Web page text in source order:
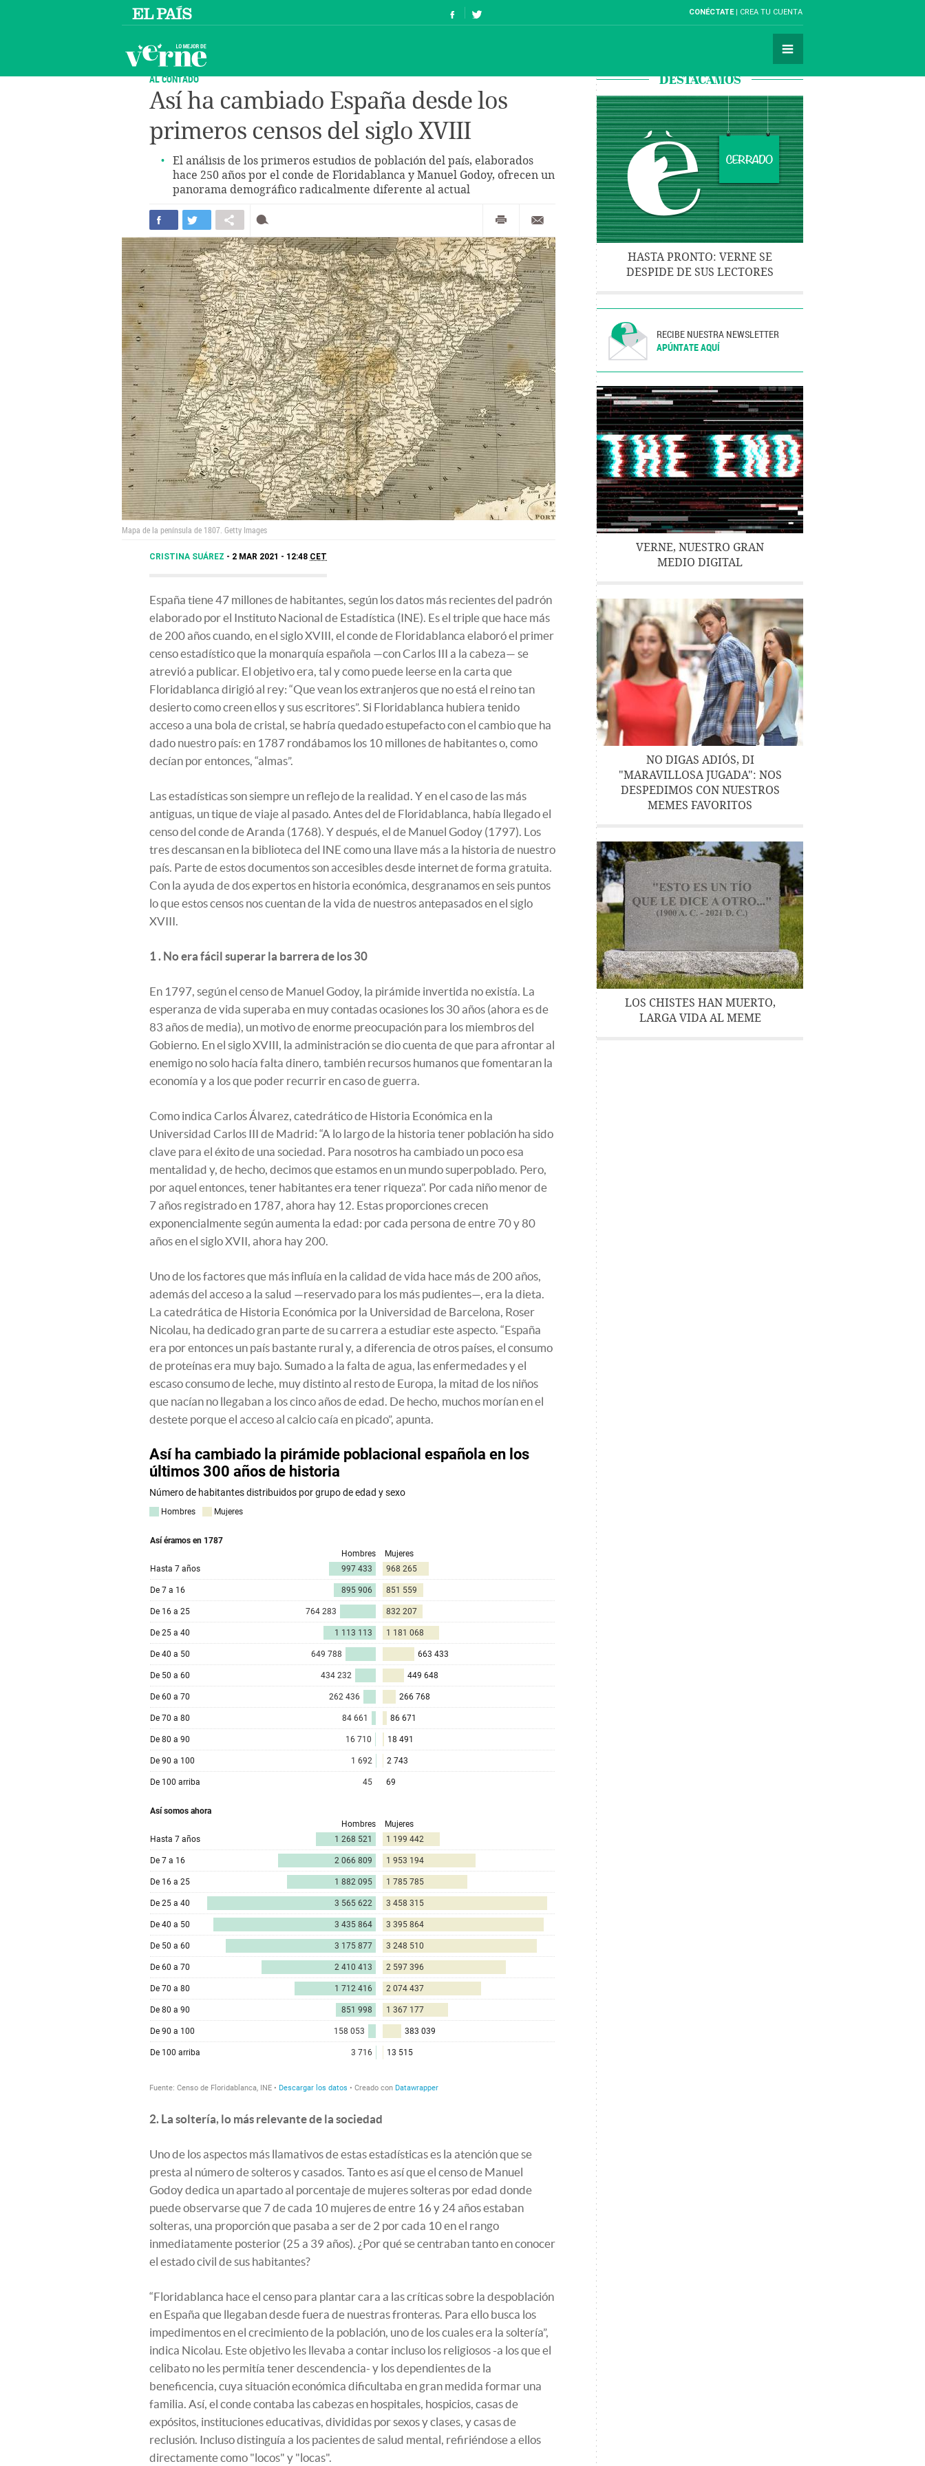
CONÉCTATE CREA TU CUENTA
AL CONTADO
Así ha cambiado España desde los
primeros censos del siglo XVIII
El análisis de los primeros estudios de población del país, elaborados
hace 250 años por el conde de Floridablanca y Manuel Godoy, ofrecen un
panorama demográfico radicalmente diferente al actual
Mapa de la península de 1807. Getty Images
CRISTINA SUÁREZ 2 MAR 2021 - 12:48 CET
España tiene 47 millones de habitantes, según los datos más recientes del padrón
elaborado por el Instituto Nacional de Estadística (INE). Es el triple que hace más
de 200 años cuando, en el siglo XVIII, el conde de Floridablanca elaboró el primer
censo estadístico que la monarquía española —con Carlos III a la cabeza— se
atrevió a publicar. El objetivo era, tal y como puede leerse en la carta que
Floridablanca dirigió al rey: “Que vean los extranjeros que no está el reino tan
desierto como creen ellos y sus escritores”. Si Floridablanca hubiera tenido
acceso a una bola de cristal, se habría quedado estupefacto con el cambio que ha
dado nuestro país: en 1787 rondábamos los 10 millones de habitantes o, como
decían por entonces, “almas”.
Las estadísticas son siempre un reflejo de la realidad. Y en el caso de las más
antiguas, un tique de viaje al pasado. Antes del de Floridablanca, había llegado el
censo del conde de Aranda (1768). Y después, el de Manuel Godoy (1797). Los
tres descansan en la biblioteca del INE como una llave más a la historia de nuestro
país. Parte de estos documentos son accesibles desde internet de forma gratuita.
Con la ayuda de dos expertos en historia económica, desgranamos en seis puntos
lo que estos censos nos cuentan de la vida de nuestros antepasados en el siglo
XVIII.
1 . No era fácil superar la barrera de los 30
En 1797, según el censo de Manuel Godoy, la pirámide invertida no existía. La
esperanza de vida superaba en muy contadas ocasiones los 30 años (ahora es de
83 años de media), un motivo de enorme preocupación para los miembros del
Gobierno. En el siglo XVIII, la administración se dio cuenta de que para afrontar al
enemigo no solo hacía falta dinero, también recursos humanos que fomentaran la
economía y a los que poder recurrir en caso de guerra.
Como indica Carlos Álvarez, catedrático de Historia Económica en la
Universidad Carlos III de Madrid: “A lo largo de la historia tener población ha sido
clave para el éxito de una sociedad. Para nosotros ha cambiado un poco esa
mentalidad y, de hecho, decimos que estamos en un mundo superpoblado. Pero,
por aquel entonces, tener habitantes era tener riqueza”. Por cada niño menor de
7 años registrado en 1787, ahora hay 12. Estas proporciones crecen
exponencialmente según aumenta la edad: por cada persona de entre 70 y 80
años en el siglo XVII, ahora hay 200.
Uno de los factores que más influía en la calidad de vida hace más de 200 años,
además del acceso a la salud —reservado para los más pudientes—, era la dieta.
La catedrática de Historia Económica por la Universidad de Barcelona, Roser
Nicolau, ha dedicado gran parte de su carrera a estudiar este aspecto. “España
era por entonces un país bastante rural y, a diferencia de otros países, el consumo
de proteínas era muy bajo. Sumado a la falta de agua, las enfermedades y el
escaso consumo de leche, muy distinto al resto de Europa, la mitad de los niños
que nacían no llegaban a los cinco años de edad. De hecho, muchos morían en el
destete porque el acceso al calcio caía en picado”, apunta.
2. La soltería, lo más relevante de la sociedad
Uno de los aspectos más llamativos de estas estadísticas es la atención que se
presta al número de solteros y casados. Tanto es así que el censo de Manuel
Godoy dedica un apartado al porcentaje de mujeres solteras por edad donde
puede observarse que 7 de cada 10 mujeres de entre 16 y 24 años estaban
solteras, una proporción que pasaba a ser de 2 por cada 10 en el rango
inmediatamente posterior (25 a 39 años). ¿Por qué se centraban tanto en conocer
el estado civil de sus habitantes?
“Floridablanca hace el censo para plantar cara a las críticas sobre la despoblación
en España que llegaban desde fuera de nuestras fronteras. Para ello busca los
impedimentos en el crecimiento de la población, uno de los cuales era la soltería”,
indica Nicolau. Este objetivo les llevaba a contar incluso los religiosos -a los que el
celibato no les permitía tener descendencia- y los dependientes de la
beneficencia, cuya situación económica dificultaba en gran medida formar una
familia. Así, el conde contaba las cabezas en hospitales, hospicios, casas de
expósitos, instituciones educativas, divididas por sexos y clases, y casas de
reclusión. Incluso distinguía a los pacientes de salud mental, refiriéndose a ellos
directamente como "locos" y "locas".
DESTACAMOS
HASTA PRONTO: VERNE SE
DESPIDE DE SUS LECTORES
RECIBE NUESTRA NEWSLETTER
APÚNTATE AQUÍ
VERNE, NUESTRO GRAN
MEDIO DIGITAL
NO DIGAS ADIÓS, DI
"MARAVILLOSA JUGADA": NOS
DESPEDIMOS CON NUESTROS
MEMES FAVORITOS
LOS CHISTES HAN MUERTO,
LARGA VIDA AL MEME